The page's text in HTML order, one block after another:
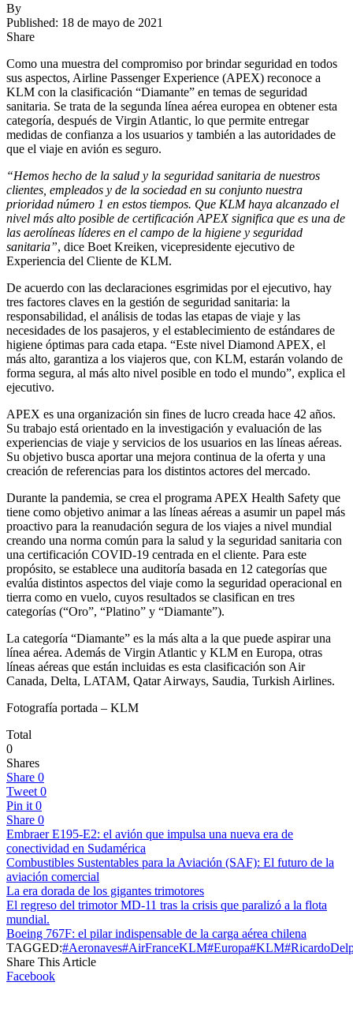
By
Published: 18 de mayo de 2021
Share
Como una muestra del compromiso por brindar seguridad en todos
sus aspectos, Airline Passenger Experience (APEX) reconoce a
KLM con la clasificación “Diamante” en temas de seguridad
sanitaria. Se trata de la segunda línea aérea europea en obtener esta
categoría, después de Virgin Atlantic, lo que permite entregar
medidas de confianza a los usuarios y también a las autoridades de
que el viaje en avión es seguro.
“Hemos hecho de la salud y la seguridad sanitaria de nuestros
clientes, empleados y de la sociedad en su conjunto nuestra
prioridad número 1 en estos tiempos. Que KLM haya alcanzado el
nivel más alto posible de certificación APEX significa que es una de
las aerolíneas líderes en el campo de la higiene y seguridad
sanitaria”, dice Boet Kreiken, vicepresidente ejecutivo de
Experiencia del Cliente de KLM.
De acuerdo con las declaraciones esgrimidas por el ejecutivo, hay
tres factores claves en la gestión de seguridad sanitaria: la
responsabilidad, el análisis de todas las etapas de viaje y las
necesidades de los pasajeros, y el establecimiento de estándares de
higiene óptimas para cada etapa. “Este nivel Diamond APEX, el
más alto, garantiza a los viajeros que, con KLM, estarán volando de
forma segura, al más alto nivel posible en todo el mundo”, explica el
ejecutivo.
APEX es una organización sin fines de lucro creada hace 42 años.
Su trabajo está orientado en la investigación y evaluación de las
experiencias de viaje y servicios de los usuarios en las líneas aéreas.
Su objetivo busca aportar una mejora continua de la oferta y una
creación de referencias para los distintos actores del mercado.
Durante la pandemia, se crea el programa APEX Health Safety que
tiene como objetivo animar a las líneas aéreas a asumir un papel más
proactivo para la reanudación segura de los viajes a nivel mundial
creando una norma común para la salud y la seguridad sanitaria con
una certificación COVID-19 centrada en el cliente. Para este
propósito, se establece una auditoría basada en 12 categorías que
evalúa distintos aspectos del viaje como la seguridad operacional en
tierra como en vuelo, cuyos resultados se clasifican en tres
categorías (“Oro”, “Platino” y “Diamante”).
La categoría “Diamante” es la más alta a la que puede aspirar una
línea aérea. Además de Virgin Atlantic y KLM en Europa, otras
líneas aéreas que están incluidas es esta clasificación son Air
Canada, Delta, LATAM, Qatar Airways, Saudia, Turkish Airlines.
Fotografía portada – KLM
Total
0
Shares
Share 0
Tweet 0
Pin it 0
Share 0
Embraer E195-E2: el avión que impulsa una nueva era de
conectividad en Sudamérica
Combustibles Sustentables para la Aviación (SAF): El futuro de la
aviación comercial
La era dorada de los gigantes trimotores
El regreso del trimotor MD-11 tras la crisis que paralizó a la flota
mundial.
Boeing 767F: el pilar indispensable de la carga aérea chilena
TAGGED:#Aeronaves#AirFranceKLM#Europa#KLM
Share This Article
Facebook